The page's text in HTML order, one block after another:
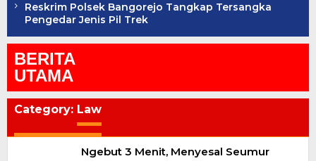
Reskrim Polsek Bangorejo Tangkap Tersangka
Pengedar Jenis Pil Trek
BERITA
UTAMA
Category: Law
Ngebut 3 Menit, Menyesal Seumur